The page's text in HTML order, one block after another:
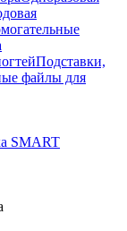
Подставки,
файлы для
SMART